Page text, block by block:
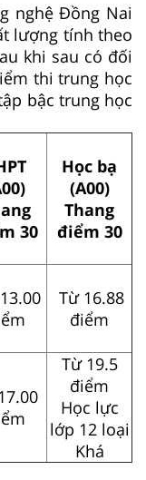
nghệ Đồng Nai
lượng tính theo
khi sau có đối
thi trung học
bậc trung học
30
Học bạ
(A00)
Thang
điểm 30
Từ 16.88
điểm
Từ 19.5
điểm
Học lực
lớp 12 loại
Khá